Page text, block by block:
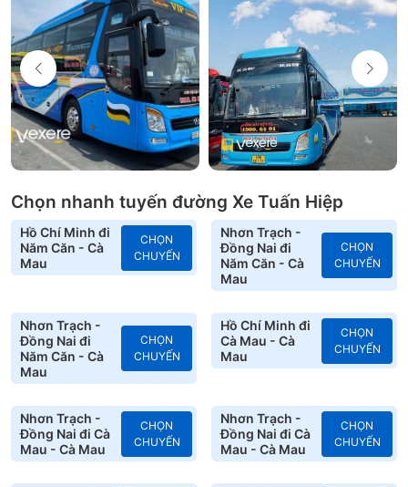
Chọn nhanh tuyến đường Xe Tuấn Hiệp
Hồ Chí Minh đi
Năm Căn - Cà
Mau
CHỌN
CHUYẾN
Nhơn Trạch -
Đồng Nai đi
Năm Căn - Cà
Mau
CHỌN
CHUYẾN
Nhơn Trạch -
Đồng Nai đi
Năm Căn - Cà
Mau
CHỌN
CHUYẾN
Hồ Chí Minh đi
Cà Mau - Cà
Mau
CHỌN
CHUYẾN
Nhơn Trạch -
Đồng Nai đi Cà
Mau - Cà Mau
CHỌN
CHUYẾN
Nhơn Trạch -
Đồng Nai đi Cà
Mau - Cà Mau
CHỌN
CHUYẾN